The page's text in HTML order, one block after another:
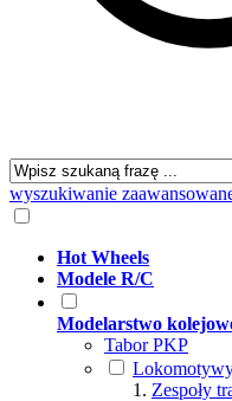
wyszukiwanie
Hot Wheels
Modele R/C
Modelarstwo
Tabor PKP
Zespoły